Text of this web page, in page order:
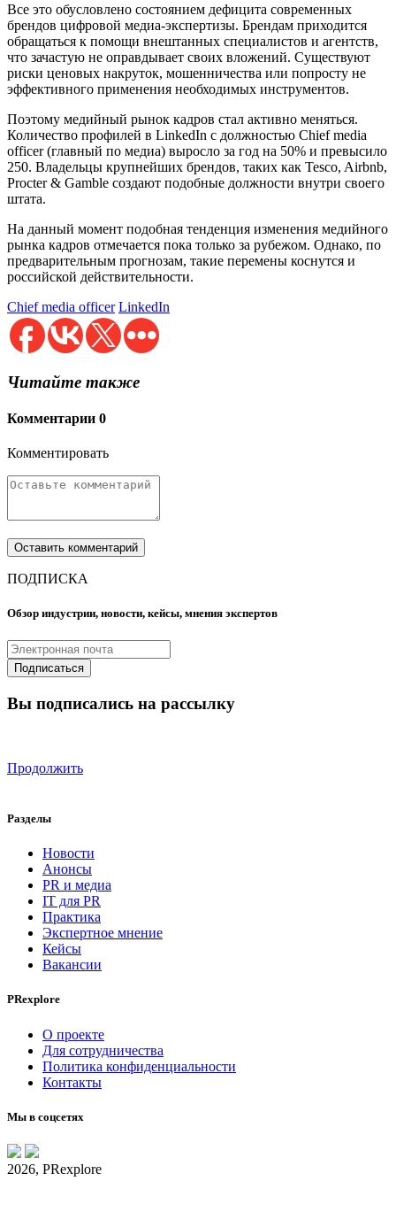
Все это обусловлено состоянием дефицита современных
брендов цифровой медиа-экспертизы. Брендам приходится
обращаться к помощи внештанных специалистов и агентств,
что зачастую не оправдывает своих вложений. Существуют
риски ценовых накруток, мошенничества или попросту не
эффективного применения необходимых инструментов.
Поэтому медийный рынок кадров стал активно меняться.
Количество профилей в LinkedIn с должностью Chief media
officer (главный по медиа) выросло за год на 50% и превысило
250. Владельцы крупнейших брендов, таких как Tesco, Airbnb,
Procter & Gamble создают подобные должности внутри своего
штата.
На данный момент подобная тенденция изменения медийного
рынка кадров отмечается пока только за рубежом. Однако, по
предварительным прогнозам, такие перемены коснутся и
российской действительности.
Chief media officer LinkedIn
Читайте также
Комментарии 0
Комментировать
ПОДПИСКА
Обзор индустрии, новости, кейсы, мнения экспертов
Вы подписались на рассылку
Продолжить
Разделы
Новости
Анонсы
PR и медиа
IT для PR
Практика
Экспертное мнение
Кейсы
Вакансии
PRexplore
О проекте
Для сотрудничества
Политика конфиденциальности
Контакты
Мы в соцсетях
2026, PRexplore